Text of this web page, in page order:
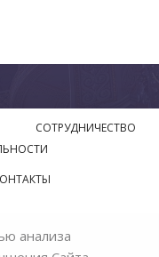
СОТРУДНИЧЕСТВО
производителя
анализа